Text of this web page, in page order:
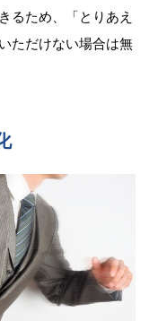
るため、「とりあえ
ただけない場合は無